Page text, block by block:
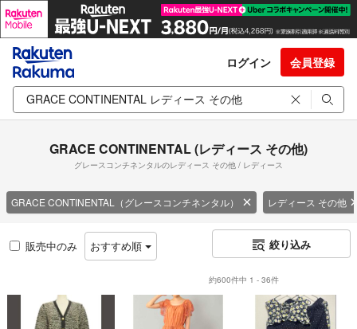
ログイン 会員登録
GRACE CONTINENTAL (レディース その他)
グレースコンチネンタルのレディース その他 / レディース
GRACE CONTINENTAL（グレースコンチネンタル） レディース その他
販売中のみ おすすめ順 絞り込み
約600件中 1 - 36件